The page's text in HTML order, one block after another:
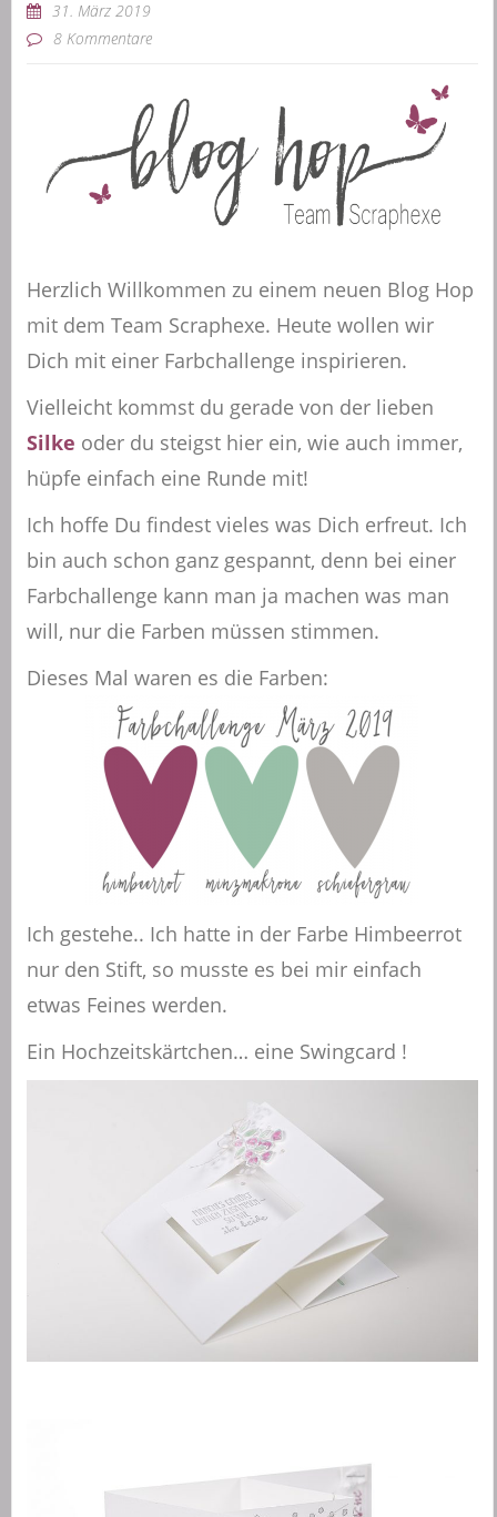
31. März 2019
8 Kommentare
Herzlich Willkommen zu einem neuen Blog Hop
mit dem Team Scraphexe. Heute wollen wir
Dich mit einer Farbchallenge inspirieren.
Vielleicht kommst du gerade von der lieben
Silke oder du steigst hier ein, wie auch immer,
hüpfe einfach eine Runde mit!
Ich hoffe Du findest vieles was Dich erfreut. Ich
bin auch schon ganz gespannt, denn bei einer
Farbchallenge kann man ja machen was man
will, nur die Farben müssen stimmen.
Dieses Mal waren es die Farben:
Ich gestehe.. Ich hatte in der Farbe Himbeerrot
nur den Stift, so musste es bei mir einfach
etwas Feines werden.
Ein Hochzeitskärtchen… eine Swingcard !